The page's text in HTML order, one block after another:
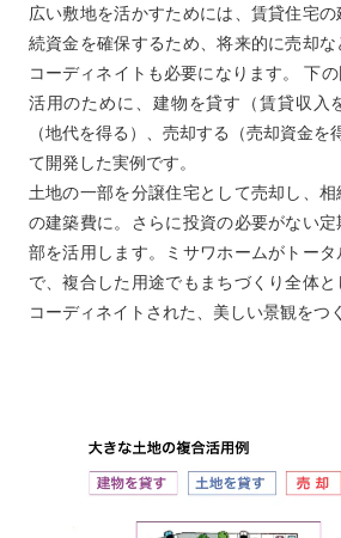
広い敷地を活かすためには、賃貸住宅
続資金を確保するため、将来的に売却
コーディネイトも必要になります。 下
活用のために、建物を貸す（賃貸収入
（地代を得る）、売却する（売却資金を
て開発した実例です。
土地の一部を分譲住宅として売却し、
の建築費に。さらに投資の必要がない
部を活用します。ミサワホームがトー
で、複合した用途でもまちづくり全体
コーディネイトされた、美しい景観をつ